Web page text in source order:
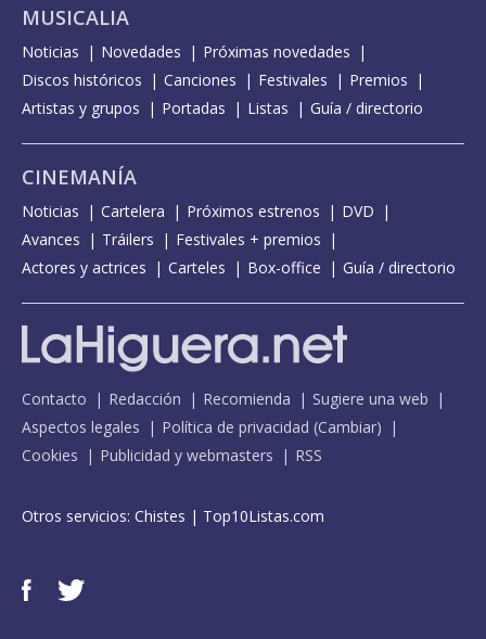
MUSICALIA
Noticias Novedades
Próximas novedades
Discos históricos
Canciones Festivales
Premios
Artistas y grupos
Portadas Listas Guía / directorio
CINEMANÍA
Noticias Cartelera Próximos estrenos
DVD
Avances
Tráilers
Festivales + premios
Actores y actrices
Carteles Box-office Guía / directorio
Contacto Redacción Recomienda
Sugiere una web
Aspectos legales
Política de privacidad (Cambiar)
Cookies
Publicidad y webmasters RSS
Otros servicios: Chistes | Top10Listas.com